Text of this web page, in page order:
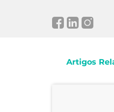
Artigos